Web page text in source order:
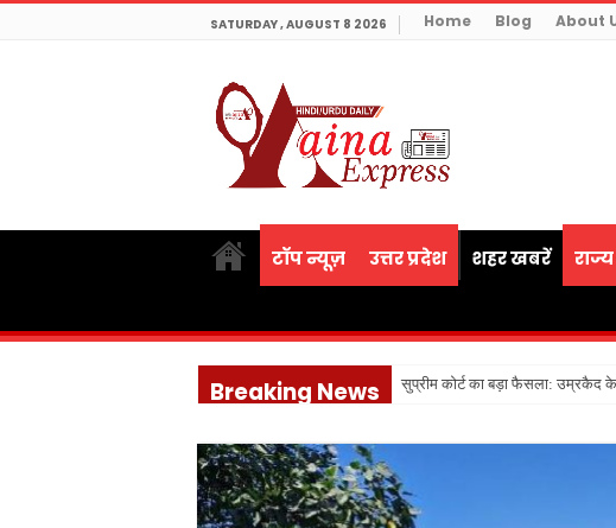
SATURDAY , AUGUST 8 2026 Home Blog About
टॉप न्यूज़ उत्तर प्रदेश शहर खबरें
Breaking News सुप्रीम कोर्ट का बड़ा फैसला: उम्रकैद